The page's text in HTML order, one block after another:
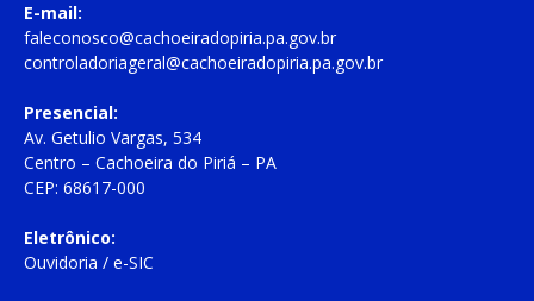
E-mail:
faleconosco@cachoeiradopiria.pa.gov.br
controladoriageral@cachoeiradopiria.pa.gov.br
Presencial:
Av. Getulio Vargas, 534
Centro – Cachoeira do Piriá – PA
CEP: 68617-000
Eletrônico:
Ouvidoria / e-SIC